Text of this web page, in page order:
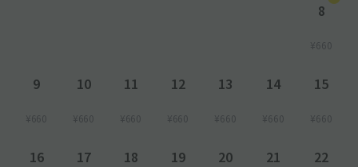
8
¥660
9
¥660
10
¥660
11
¥660
12
¥660
13
¥660
14
¥660
15
¥660
16 17 18 19 20 21 22